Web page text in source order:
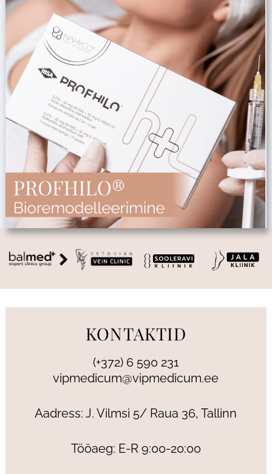
KONTAKTID
(+372) 6 590 231
vipmedicum@vipmedicum.ee
Aadress: J. Vilmsi 5/ Raua 36, Tallinn
Tööaeg: E-R 9:00-20:00